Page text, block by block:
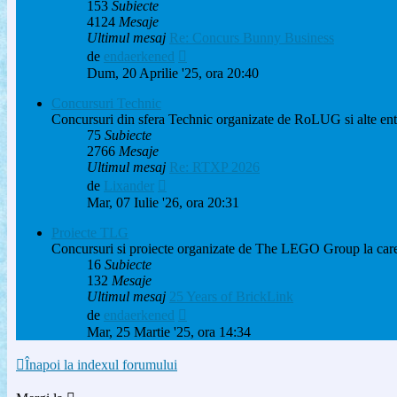
153 Subiecte
4124 Mesaje
Ultimul mesaj Re: Concurs Bunny Business
de endaerkened
ultimul
mesaj
Dum, 20 Aprilie '25, ora 20:40
Concursuri Technic
Concursuri din sfera Technic organizate de RoLUG si alte
75 Subiecte
2766 Mesaje
Ultimul mesaj Re: RTXP 2026
de Lixander
ultimul
mesaj
Mar, 07 Iulie '26, ora 20:31
Proiecte TLG
Concursuri si proiecte organizate de The LEGO Group la
16 Subiecte
132 Mesaje
Ultimul mesaj 25 Years of BrickLink
de endaerkened
ultimul
mesaj
Mar, 25 Martie '25, ora 14:34
Înapoi la indexul forumului